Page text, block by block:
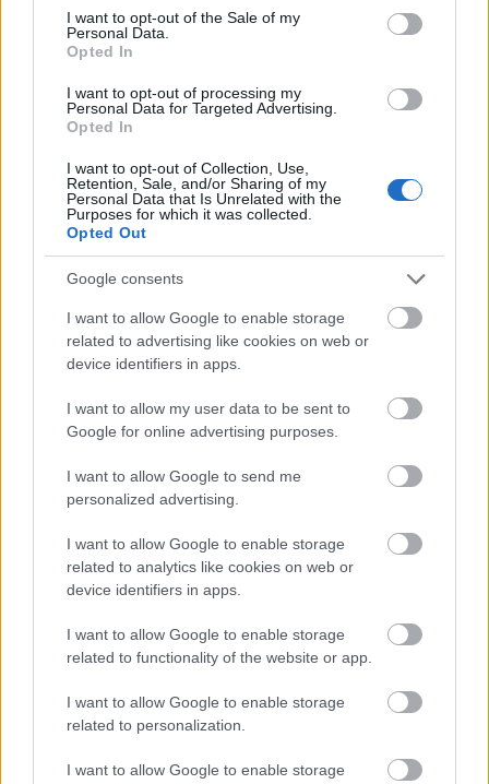
consent section.
I want to opt-out of the Sale of my
Personal Data.
Opted In
I want to opt-out of processing my
Personal Data for Targeted Advertising.
Opted In
I want to opt-out of Collection, Use,
Retention, Sale, and/or Sharing of my
Personal Data that Is Unrelated with the
Purposes for which it was collected.
Opted Out
Google consents
I want to allow Google to enable storage
related to advertising like cookies on web or
device identifiers in apps.
I want to allow my user data to be sent to
Google for online advertising purposes.
I want to allow Google to send me
personalized advertising.
I want to allow Google to enable storage
related to analytics like cookies on web or
device identifiers in apps.
I want to allow Google to enable storage
related to functionality of the website or app.
I want to allow Google to enable storage
related to personalization.
I want to allow Google to enable storage
rezsiköltségek miatt, és friss felmérések
orosz energiát. A hatalmas összegű uniós
helyreállítási alapok sem tudták érdemben
fellendíteni a gazdaságot.
Az olasz válaszadók 90 százaléka újra
vásárolna gázt Oroszországtól, míg mindössze
9 százalékuk ellenzi az orosz gázt –
gazdasági portál friss felmérése
szerint.
Olaszország 2025 elejére szinte teljesen
forrásokkal (Algéria, Azerbajdzsán, Norvégia
és cseppfolyósított gáz) helyettesítette azt.
Bár az ellátásbiztonság megmaradt, az új
források – különösen a tengeri úton érkező
LNG – jóval drágábbak és kitéve a piaci
ingadozásoknak, ami megterheli a